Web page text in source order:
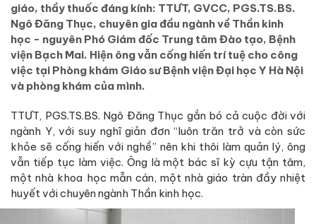
giáo, thầy thuốc đáng kính: TTƯT, GVCC, PGS.TS.BS.
Ngô Đăng Thục, chuyên gia đầu ngành về Thần kinh
học - nguyên Phó Giám đốc Trung tâm Đào tạo, Bệnh
viện Bạch Mai. Hiện ông vẫn cống hiến trí tuệ cho công
việc tại Phòng khám Giáo sư Bệnh viện Đại học Y Hà Nội
và phòng khám của mình.
TTƯT, PGS.TS.BS. Ngô Đăng Thục gắn bó cả cuộc đời với
ngành Y, với suy nghĩ giản đơn “luôn trăn trở và còn sức
khỏe sẽ cống hiến với nghề” nên khi thôi làm quản lý, ông
vẫn tiếp tục làm việc. Ông là một bác sĩ kỳ cựu tận tâm,
một nhà khoa học mẫn cán, một nhà giáo tràn đầy nhiệt
huyết với chuyên ngành Thần kinh học.